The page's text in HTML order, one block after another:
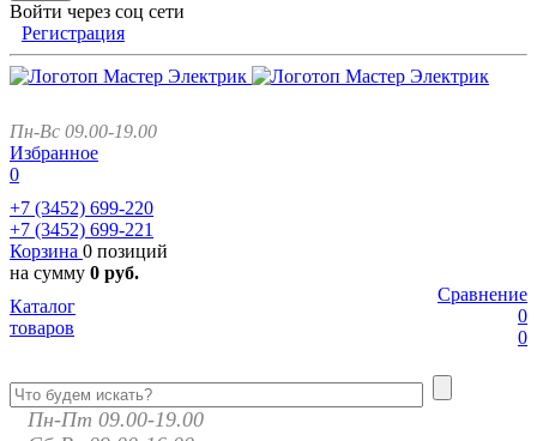
Войти через соц сети
Регистрация
Пн-Вс 09.00-19.00
Избранное
0
+7 (3452) 699-220
+7 (3452) 699-221
Корзина 0 позиций
на сумму 0 руб.
Сравнение
0
0
Каталог
товаров
Пн-Пт 09.00-19.00